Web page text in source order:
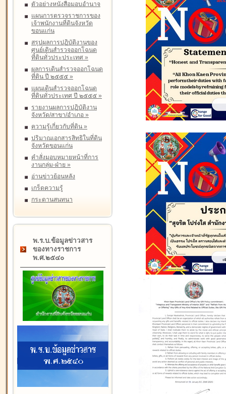
ตัวอย่างหนังสือมอบอำนาจ
แผนการตรวจราชการของ
เจ้าพนักงานที่ดินจังหวัด
ขอนแก่น
สรุปผลการปฏิบัติงานของ
ศูนย์เดินสำรวจออกโฉนด
ที่ดินทั่วประประเทศ »
ผลการเดินสำรวจออกโฉนด
ที่ดิน ปี ๒๕๕๕ »
แผนเดินสำรวจออกโฉนด
ที่ดินทั่วประเทศ ปี ๒๕๕๕ »
รายงานผลการปฏิบัติงาน
จังหวัด/สาขา/อำเภอ »
ความรู้เกี่ยวกับที่ดิน »
ปริมาณเอกสารสิทธิในที่ดิน
จังหวัดขอนแก่น
คำสั่งมอบหมายหน้าที่การ
งานกลุ่ม-ฝ่าย »
อ่านข่าวย้อนหลัง
เกร็ดความรู้
กระดานสนทนา
พ.ร.บ.ข้อมูลข่าวสาร
ของทางราชการ
พ.ศ.๒๕๔๐